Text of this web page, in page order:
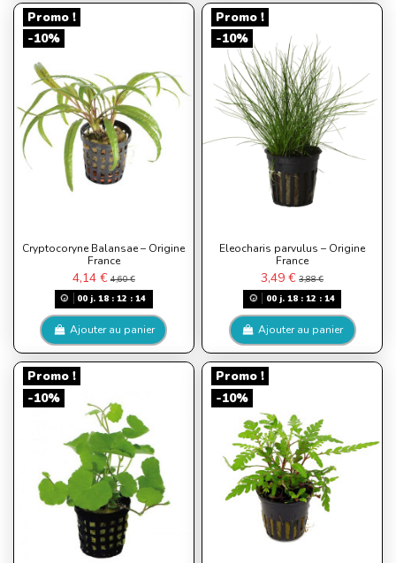
Promo !
-10%
Cryptocoryne Balansae – Origine
France
4,14 €4,60 €
00 j. 18 :12 :13
Ajouter au panier
Promo !
-10%
Eleocharis parvulus – Origine
France
3,49 €3,88 €
00j. 18: 12 : 13
Ajouter au panier
Promo !
-10%
Promo !
-10%